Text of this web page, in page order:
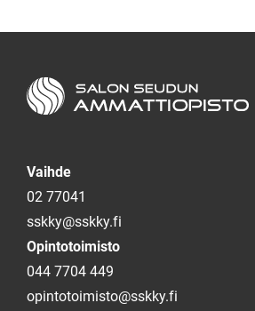
Vaihde
02 77041
sskky@sskky.fi
Opintotoimisto
044 7704 449
opintotoimisto@sskky.fi